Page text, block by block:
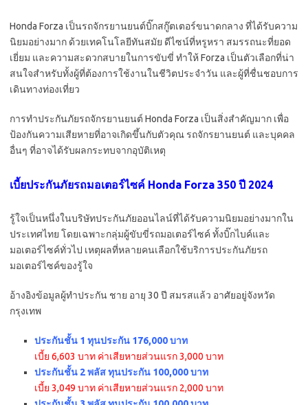
Honda Forza เป็นรถจักรยานยนต์บิ๊กสกู๊ตเตอร์ขนาดกลาง ที่ได้รับความ
นิยมอย่างมาก ด้วยเทคโนโลยีทันสมัย ดีไซน์ที่หรูหรา สมรรถนะที่ยอด
เยี่ยม และความสะดวกสบายในการขับขี่ ทำให้ Forza เป็นตัวเลือกที่น่า
สนใจสำหรับทั้งผู้ที่ต้องการใช้งานในชีวิตประจำวัน และผู้ที่ชื่นชอบการ
เดินทางท่องเที่ยว
การทำประกันภัยรถจักรยานยนต์ Honda Forza เป็นสิ่งสำคัญมาก เพื่อ
ป้องกันความเสียหายที่อาจเกิดขึ้นกับตัวคุณ รถจักรยานยนต์ และบุคคล
อื่นๆ ที่อาจได้รับผลกระทบจากอุบัติเหตุ
เบี้ยประกันภัยรถมอเตอร์ไซค์ Honda Forza 350 ปี 2024
รู้ใจเป็นหนึ่งในบริษัทประกันภัยออนไลน์ที่ได้รับความนิยมอย่างมากใน
ประเทศไทย โดยเฉพาะกลุ่มผู้ขับขี่รถมอเตอร์ไซค์ ทั้งบิ๊กไบค์และ
มอเตอร์ไซค์ทั่วไป เหตุผลที่หลายคนเลือกใช้บริการประกันภัยรถ
มอเตอร์ไซค์ของรู้ใจ
อ้างอิงข้อมูลผู้ทำประกัน ชาย อายุ 30 ปี สมรสแล้ว อาศัยอยู่จังหวัด
กรุงเทพ
ประกันชั้น 1 ทุนประกัน 176,000 บาท
เบี้ย 6,603 บาท ค่าเสียหายส่วนแรก 3,000 บาท
ประกันชั้น 2 พลัส ทุนประกัน 100,000 บาท
เบี้ย 3,049 บาท ค่าเสียหายส่วนแรก 2,000 บาท